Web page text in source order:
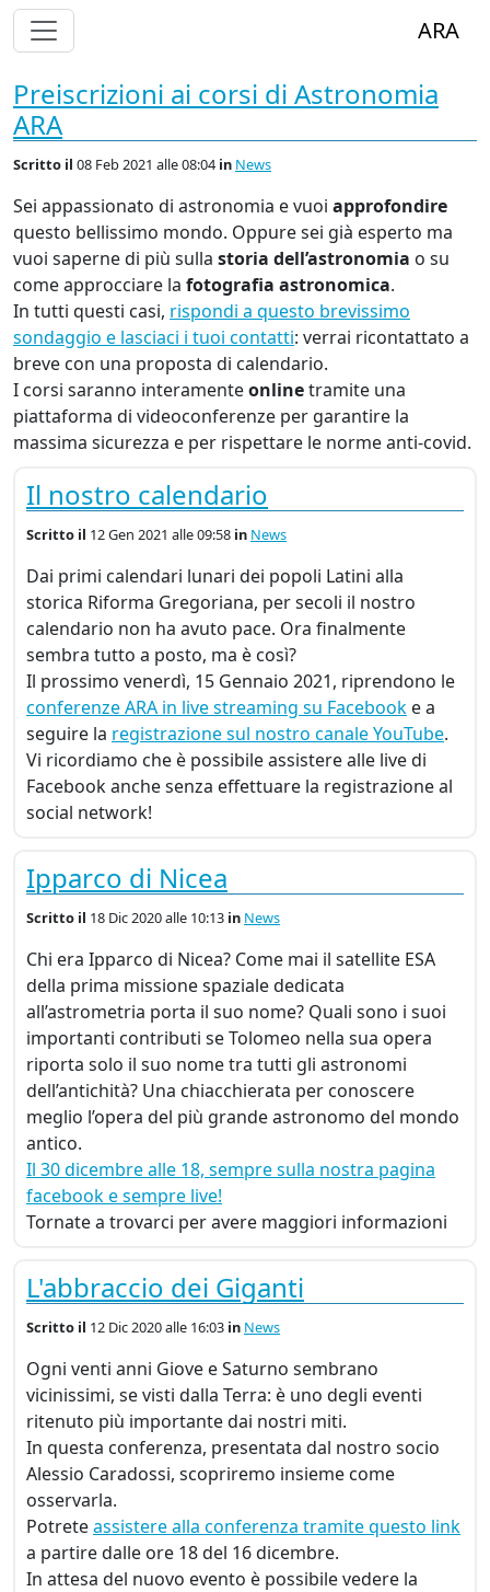
Alterna Visualizzazione Menù ARA
Preiscrizioni ai corsi di Astronomia
ARA
Scritto il 08 Feb 2021 alle 08:04 in News
Sei appassionato di astronomia e vuoi approfondire
questo bellissimo mondo. Oppure sei già esperto ma
vuoi saperne di più sulla storia dell’astronomia o su
come approcciare la fotografia astronomica.
In tutti questi casi, rispondi a questo brevissimo
sondaggio e lasciaci i tuoi contatti: verrai ricontattato a
breve con una proposta di calendario.
I corsi saranno interamenteonlinetramite una
piattaforma di videoconferenze per garantire la
massima sicurezza e per rispettare le norme anti-covid.
Il nostro calendario
Scritto il 12 Gen 2021 alle 09:58 in News
Dai primi calendari lunari dei popoli Latini alla
storica Riforma Gregoriana, per secoli il nostro
calendario non ha avuto pace. Ora finalmente
sembra tutto a posto, ma è così?
Il prossimo venerdì, 15 Gennaio 2021, riprendono le
conferenzeARA in live streaming su Facebook e a
seguire la registrazione sul nostro canale YouTube.
Vi ricordiamo che è possibile assistere alle live di
Facebook anche senza effettuare la registrazione al
social network!
Ipparco di Nicea
Scritto il 18 Dic 2020 alle 10:13 in News
Chi era Ipparco di Nicea? Come mai il satellite ESA
della prima missione spaziale dedicata
all’astrometria porta il suo nome? Quali sono i suoi
importanti contributi se Tolomeo nella sua opera
riporta solo il suo nome tra tutti gli astronomi
dell’antichità? Una chiacchierata per conoscere
meglio l’opera del più grande astronomo del mondo
antico.
Il 30 dicembre alle 18, sempre sulla nostra pagina
facebook e sempre live!
Tornate a trovarci per avere maggiori informazioni
L'abbraccio dei Giganti
Scritto il 12 Dic 2020 alle 16:03 in News
Ogni venti anni Giove e Saturno sembrano
vicinissimi, se visti dalla Terra: è uno degli eventi
ritenuto più importante dai nostri miti.
In questa conferenza, presentata dal nostro socio
Alessio Caradossi, scopriremo insieme come
osservarla.
Potreteassistere alla conferenza tramite questo link
a partire dalle ore 18 del 16 dicembre.
In attesa del nuovo evento è possibile vedere la